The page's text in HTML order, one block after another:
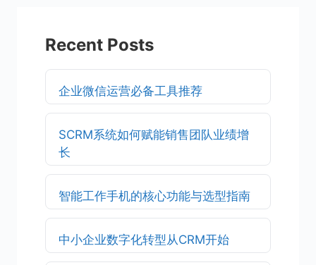
Recent Posts
企业微信运营必备工具推荐
SCRM系统如何赋能销售团队业绩增
长
智能工作手机的核心功能与选型指南
中小企业数字化转型从CRM开始